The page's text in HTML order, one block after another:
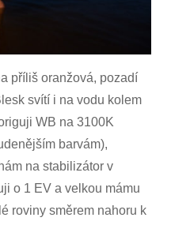
příliš oranžová, pozadí
svítí i na vodu kolem
WB na 3100K
barvám),
na stabilizátor v
o 1 EV a velkou mámu
roviny směrem nahoru k